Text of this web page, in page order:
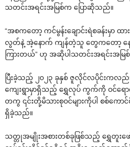
သတင်းအရင်းအမြစ်က ပြောဆိုသည်။
“အစကတော့ ကင်မွန်းချောင်းရဲစခန်းမှာ
လွတ်နဲ့ အဲ့နောက် ကျန်တဲ့သူ တွေကတော့ နေ
ကြားတယ်” ဟု အဆိုပါသတင်းအရင်းအမ
ပြီးခဲ့သည့် ၂၀၂၃ ခုနှစ် ဇူလိုင်လပိုင်းကလ
ကျေးရွာမှာရှိသည့် ရွှေလုပ် ကွက်ကို ဝင်ရောက်
တကွ ၎င်းတို့မိသားစုဝင်များကိုပါ စစ်ကော
ရှိခဲ့သည်။
သတ္တုအမျိုးအစားတစ်ခုဖြစ်သည့် ရွှေတူးဖ